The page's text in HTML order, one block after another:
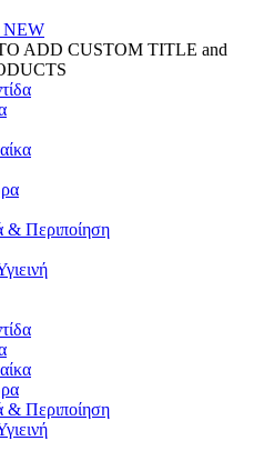
NEW
ADD CUSTOM TITLE and
& Περιποίηση
& Περιποίηση